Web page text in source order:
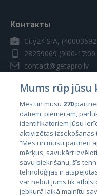
Контакты
City24 SIA,
28259069 (9:00-
contact@getapro.lv
Страны
Эстония
Латвия
Литва
Mums rūp
Mēs un mūsu 270
datiem, piemēram,
identifikatoriem jūsu
aktivizētas
“Mēs un mūsu partneri
mērķus, savukārt
savu piekrišanu, šīs
tehnoloģijas ir
var nebūt jums tik
jebkurā laikā mainītu